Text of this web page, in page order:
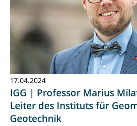
17.04.2024
IGG | Professor Marius
Leiter des Instituts für
Geotechnik